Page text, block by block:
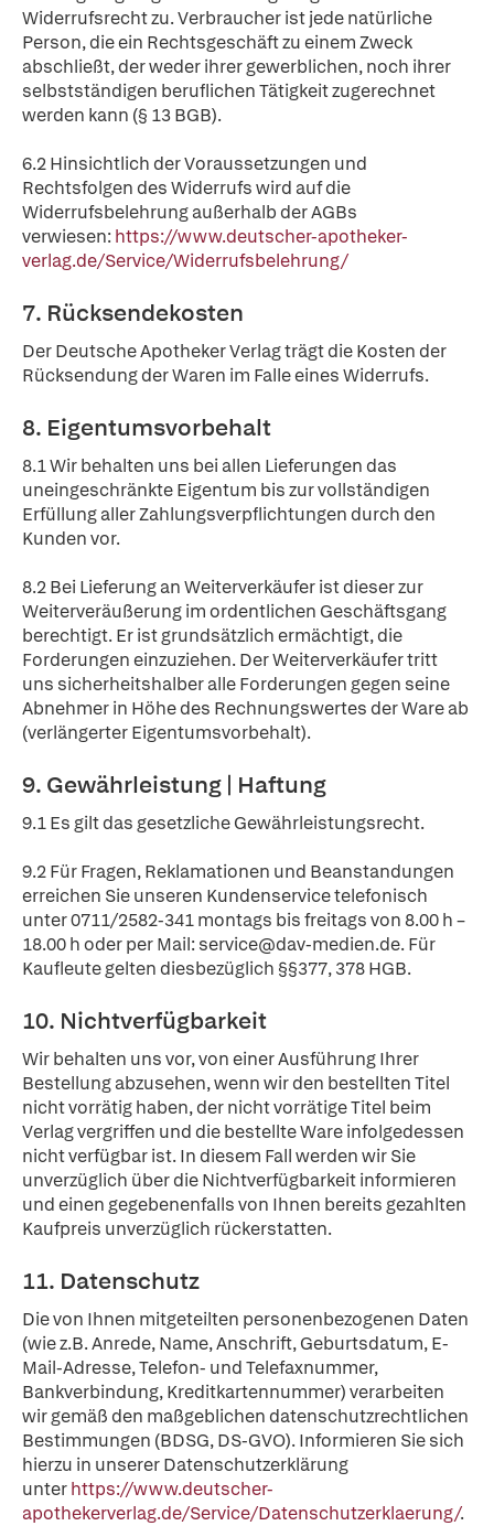
Widerrufsrecht zu. Verbraucher ist jede natürliche
Person, die ein Rechtsgeschäft zu einem Zweck
abschließt, der weder ihrer gewerblichen, noch ihrer
selbstständigen beruflichen Tätigkeit zugerechnet
werden kann (§ 13 BGB).
6.2 Hinsichtlich der Voraussetzungen und
Rechtsfolgen des Widerrufs wird auf die
Widerrufsbelehrung außerhalb der AGBs
verwiesen:https://www.deutscher-apotheker-
verlag.de/Service/Widerrufsbelehrung/
7. Rücksendekosten
Der Deutsche Apotheker Verlag trägt die Kosten der
Rücksendung der Waren im Falle eines Widerrufs.
8. Eigentumsvorbehalt
8.1 Wir behalten uns bei allen Lieferungen das
uneingeschränkte Eigentum bis zur vollständigen
Erfüllung aller Zahlungsverpflichtungen durch den
Kunden vor.
8.2 Bei Lieferung an Weiterverkäufer ist dieser zur
Weiterveräußerung im ordentlichen Geschäftsgang
berechtigt. Er ist grundsätzlich ermächtigt, die
Forderungen einzuziehen. Der Weiterverkäufer tritt
uns sicherheitshalber alle Forderungen gegen seine
Abnehmer in Höhe des Rechnungswertes der Ware ab
(verlängerter Eigentumsvorbehalt).
9. Gewährleistung | Haftung
9.1 Es gilt das gesetzliche Gewährleistungsrecht.
9.2 Für Fragen, Reklamationen und Beanstandungen
erreichen Sie unseren Kundenservice telefonisch
unter 0711/2582-341 montags bis freitags von 8.00 h –
18.00 h oder per Mail: service@dav-medien.de. Für
Kaufleute gelten diesbezüglich §§377, 378 HGB.
10. Nichtverfügbarkeit
Wir behalten uns vor, von einer Ausführung Ihrer
Bestellung abzusehen, wenn wir den bestellten Titel
nicht vorrätig haben, der nicht vorrätige Titel beim
Verlag vergriffen und die bestellte Ware infolgedessen
nicht verfügbar ist. In diesem Fall werden wir Sie
unverzüglich über die Nichtverfügbarkeit informieren
und einen gegebenenfalls von Ihnen bereits gezahlten
Kaufpreis unverzüglich rückerstatten.
11. Datenschutz
Die von Ihnen mitgeteilten personenbezogenen Daten
(wie z.B. Anrede, Name, Anschrift, Geburtsdatum, E-
Mail-Adresse, Telefon- und Telefaxnummer,
Bankverbindung, Kreditkartennummer) verarbeiten
wir gemäß den maßgeblichen datenschutzrechtlichen
Bestimmungen (BDSG, DS-GVO). Informieren Sie sich
hierzu in unserer Datenschutzerklärung
unterhttps://www.deutscher-
apothekerverlag.de/Service/Datenschutzerklaerung/.